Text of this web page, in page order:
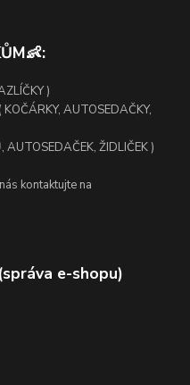
)
KOČÁRKY, AUTOSEDAČKY,
AUTOSEDAČEK, ŽIDLIČEK )
kontaktujte na
e-shopu)